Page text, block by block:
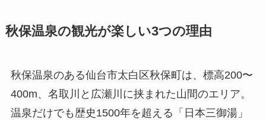
秋保温泉の観光が楽しい3つの理由
秋保温泉のある仙台市太白区秋保町は、標高200〜
400m、名取川と広瀬川に挟まれた山間のエリア。
温泉だけでも歴史1500年を超える「日本三御湯」